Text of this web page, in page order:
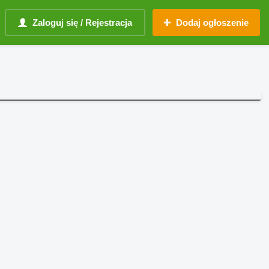
Zaloguj się / Rejestracja Dodaj ogłoszenie